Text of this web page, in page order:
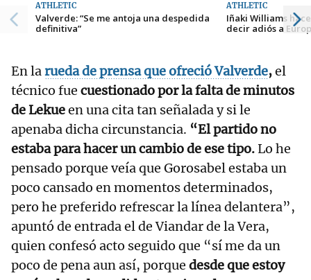
ATHLETIC
Valverde: “Se me antoja una despedida
definitiva”
ATHLETIC
Iñaki Williams
decir adiós a
En larueda de prensa que ofreció Valverde,el
técnico fue cuestionado por la falta de minutos
de Lekueen una cita tan señalada y si le
apenaba dicha circunstancia. “El partido no
estaba para hacer un cambio de ese tipo.Lo he
pensado porque veía que Gorosabel estaba un
poco cansado en momentos determinados,
pero he preferido refrescar la línea delantera”,
apuntó de entrada el de Viandar de la Vera,
quien confesó acto seguido que “sí me da un
poco de pena aun así, porque desde que estoy